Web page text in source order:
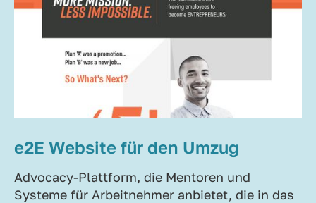
e2E Website für den Umzug
Advocacy-Plattform, die Mentoren und
Systeme für Arbeitnehmer anbietet, die in das